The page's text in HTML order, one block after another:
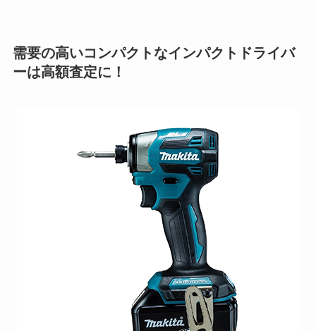
需要の高いコンパクトなインパクトドライバ
ーは高額査定に！